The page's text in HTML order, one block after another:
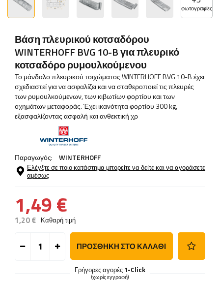
φωτογραφίες
Βάση πλευρικού κοτσαδόρου
WINTERHOFF BVG 10-B για πλευρικό
κοτσαδόρο ρυμουλκούμενου
Το μάνδαλο πλευρικού τοιχώματος WINTERHOFF BVG 10-B έχει
σχεδιαστεί για να ασφαλίζει και να σταθεροποιεί τις πλευρές
των ρυμουλκούμενων, των κιβωτίων φορτίου και των
οχημάτων μεταφοράς. Έχει ικανότητα φορτίου 300 kg,
εξασφαλίζοντας ασφαλή και ανθεκτική χρ
Παραγωγός: WINTERHOFF
Ελέγξτε σε ποιο κατάστημα μπορείτε να δείτε και να αγοράσετε
αμέσως
1,49 €
1,20 € Καθαρή τιμή
ΠΡΟΣΘΉΚΗ ΣΤΟ ΚΑΛΆΘΙ
Γρήγορες αγορές 1-Click
(χωρίς εγγραφή)